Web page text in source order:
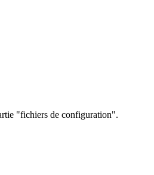
"fichiers de configuration".